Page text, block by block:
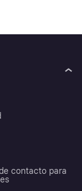
contacto para